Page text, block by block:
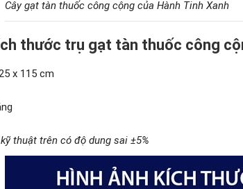
Cây gạt tàn thuốc công cộng của Hành Tinh Xanh
thước trụ gạt tàn thuốc công
x 115 cm
thuật trên có độ dung sai ±5%